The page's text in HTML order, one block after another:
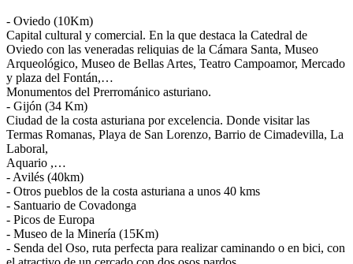
- Oviedo (10Km)
Capital cultural y comercial. En la que destaca la Catedral de
Oviedo con las veneradas reliquias de la Cámara Santa, Museo
Arqueológico, Museo de Bellas Artes, Teatro Campoamor, Mercado
y plaza del Fontán,…
Monumentos del Prerrománico asturiano.
- Gijón (34 Km)
Ciudad de la costa asturiana por excelencia. Donde visitar las
Termas Romanas, Playa de San Lorenzo, Barrio de Cimadevilla, La
Laboral,
Aquario ,…
- Avilés (40km)
- Otros pueblos de la costa asturiana a unos 40 kms
- Santuario de Covadonga
- Picos de Europa
- Museo de la Minería (15Km)
- Senda del Oso, ruta perfecta para realizar caminando o en bici, con